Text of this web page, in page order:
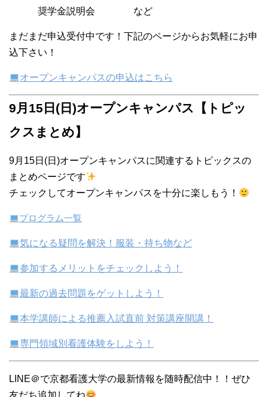
奨学金説明会 など
まだまだ申込受付中です！下記のページからお気軽にお申
込下さい！
オープンキャンパスの申込はこちら
9月15日(日)オープンキャンパス【トピッ
クスまとめ】
9月15日(日)オープンキャンパスに関連するトピックスの
まとめページです
チェックしてオープンキャンパスを十分に楽しもう！
プログラム一覧
気になる疑問を解決！服装・持ち物など
参加するメリットをチェックしよう！
最新の過去問題をゲットしよう！
本学講師による推薦入試直前 対策講座開講！
専門領域別看護体験をしよう！
LINE＠で京都看護大学の最新情報を随時配信中！！ぜひ